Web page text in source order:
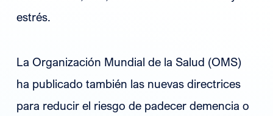
estrés.
La Organización Mundial de la Salud (OMS)
ha publicado también las nuevas directrices
para reducir el riesgo de padecer demencia o